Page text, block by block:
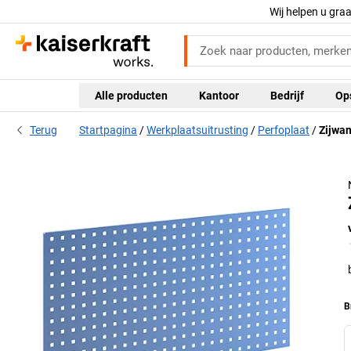
Wij helpen u
Alle producten Kantoor Bedrijf
Terug Startpagina Werkplaatsuitrusting Perfoplaat